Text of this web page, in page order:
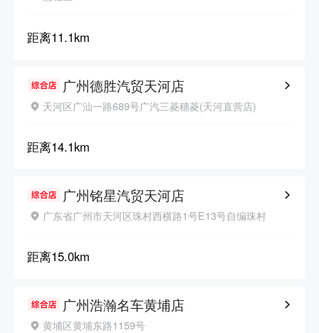
距离11.1km
广州德胜汽贸天河店
天河区广汕一路689号广汽三菱穗菱(天河直营店)
距离14.1km
广州铭星汽贸天河店
广东省广州市天河区珠村西横路1号E13号自编珠村
距离15.0km
广州浩瀚名车黄埔店
黄埔区黄埔东路1159号